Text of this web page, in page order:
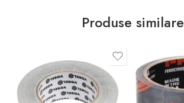
Produse similare